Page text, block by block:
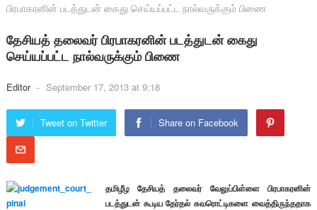
பிரபாகரனின் படத்துடன் கைது செய்யப்பட்ட நால்வருக்கும் பிணை
தேசியத் தலைவர் பிரபாகரனின் படத்துடன் கைது
செய்யப்பட்ட நால்வருக்கும் பிணை
Editor - September 17, 2013 at 9:18
Tweet on Twitter Share on Facebook
தமிழீழ தேசியத் தலைவர் வேலுப்பிள்ளை பிரபாகரனின்
படத்துடன் கூடிய தேர்தல் சுவரொட்டிகளை வைத்திருந்ததாக